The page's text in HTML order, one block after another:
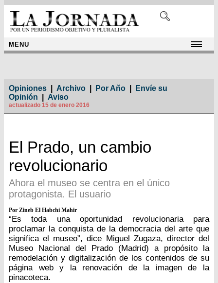
MENU
Opiniones Archivo Por Año
Envíe su
Opinión
Aviso
actualizado 15 de enero 2016
El Prado, un cambio
revolucionario
Ahora el museo se centra en el único
protagonista. El usuario
Por Zineb El Habchi Mahir
“Es toda una oportunidad revolucionaria para
proclamar la conquista de la democracia del arte que
significa el museo”, dice Miguel Zugaza, director del
Museo Nacional del Prado (Madrid) a propósito la
remodelación y digitalización de los contenidos de su
página web y la renovación de la imagen de la
pinacoteca.